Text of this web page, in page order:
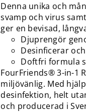
Denna unika och
svamp och virus
ger en bevisad,
Djuprengör
Desinficerar
Doftfri formula
FourFriends® 3-in-1
miljövänlig. Med
desinfektion, helt
och producerad i